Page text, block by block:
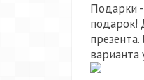
Подарки
подарок!
варианта